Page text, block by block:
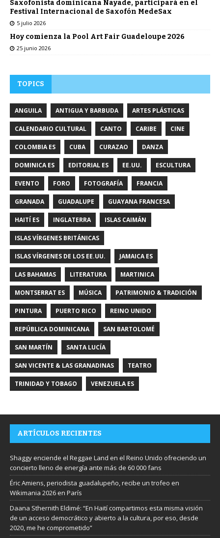
Saxofonista dominicana Nayade, participará en el
Festival Internacional de Saxofón MedeSax
5 julio 2026
Hoy comienza la Pool Art Fair Guadeloupe 2026
25 junio 2026
TOPICS
ANGUILA ANTIGUA Y BARBUDA ARTES PLÁSTICAS
CALENDARIO CULTURAL CANTO CARIBE CINE
COLOMBIA ES CUBA CURAZAO DANZA
DOMINICA ES EDITORIAL ES EE.UU. ESCULTURA
EVENTO FORO FOTOGRAFÍA FRANCIA
GRANADA GUADALUPE GUAYANA FRANCESA
HAITÍ ES INGLATERRA ISLAS CAIMÁN
ISLAS VÍRGENES BRITÁNICAS
ISLAS VÍRGENES DE LOS EE.UU. JAMAICA ES
LAS BAHAMAS LITERATURA MARTINICA
MONTSERRAT ES MÚSICA PATRIMONIO & TRADICIÓN
PINTURA PUERTO RICO REINO UNIDO
REPÚBLICA DOMINICANA SAN BARTOLOMÉ
SAN MARTÍN SANTA LUCÍA
SAN VICENTE & LAS GRANADINAS TEATRO
TRINIDAD Y TOBAGO VENEZUELA ES
ARTÍCULOS RECIENTES
Shaggy enciende el Reggae Land en el Reino Unido ofreciendo un
concierto lleno de energía ante más de 60 000 fans
Éric Amiens, periodista guadalupeño, recibe un trofeo en
Wikimania 2026 en París
Daana Sthernith Eldimé: “En Haití compartimos esta misma visión
de un acceso democrático y abierto a la cultura, por eso, desde
2020, me he comprometido”